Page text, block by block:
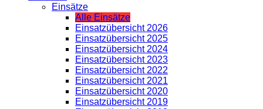
Einsätze
Alle Einsätze
Einsatzübersicht 2026
Einsatzübersicht 2025
Einsatzübersicht 2024
Einsatzübersicht 2023
Einsatzübersicht 2022
Einsatzübersicht 2021
Einsatzübersicht 2020
Einsatzübersicht 2019